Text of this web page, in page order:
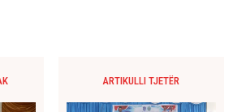
ARTIKULLI TJETËR